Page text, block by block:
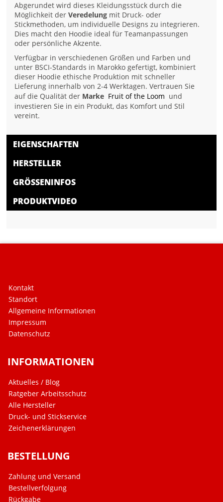
Abgerundet wird dieses Kleidungsstück durch die
Möglichkeit derVeredelung mit Druck- oder
Stickmethoden, um individuelle Designs zu integrieren.
Dies macht den Hoodie ideal für Teamanpassungen
oder persönliche Akzente.
Verfügbar in verschiedenen Größen und Farben und
unter BSCI-Standards in Marokko gefertigt, kombiniert
dieser Hoodie ethische Produktion mit schneller
Lieferung innerhalb von 2-4 Werktagen. Vertrauen Sie
auf die Qualität der Marke Fruit of the Loom und
investieren Sie in ein Produkt, das Komfort und Stil
vereint.
EIGENSCHAFTEN
HERSTELLER
GRÖSSENINFOS
PRODUKTVIDEO
Kontakt
Standort
Allgemeine Informationen
Impressum
Datenschutz
INFORMATIONEN
Aktuelles / Blog
Ratgeber Arbeitsschutz
Alle Hersteller
Druck- und Stickservice
Zeichenerklärungen
BESTELLUNG
Zahlung und Versand
Bestellverfolgung
Rückgabe